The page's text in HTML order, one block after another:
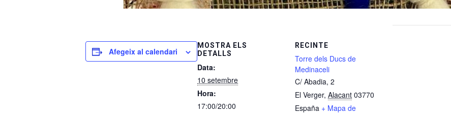
Afegeix al calendari
MOSTRA ELS
DETALLS
Data:
10 setembre
Hora:
17:00/20:00
RECINTE
Torre dels Ducs de
Medinaceli
C/ Abadia, 2
El Verger, Alacant 03770
España + Mapa de